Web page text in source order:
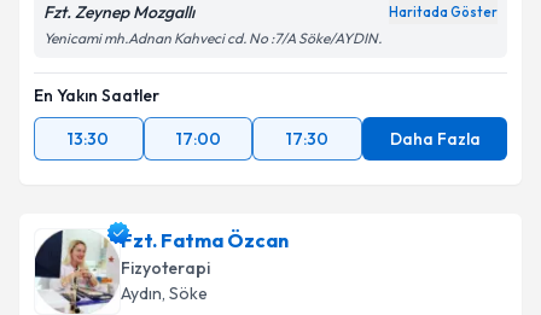
Fzt. Zeynep Mozgallı Haritada Göster
Yenicami mh.Adnan Kahveci cd. No :7/A Söke/AYDIN.
En Yakın Saatler
13:30
17:00 17:30 Daha Fazla
Fzt. Fatma Özcan
Fizyoterapi
Aydın, Söke